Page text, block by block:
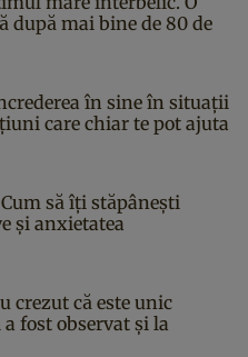
după mai bine de 80 de
în sine în situații
care chiar te pot ajuta
să îți stăpânești
și anxietatea
crezut că este unic
fost observat și la